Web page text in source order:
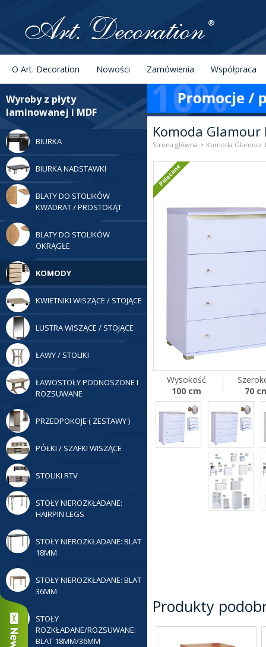
Menu
O Art. Decoration Nowości Zamówienia Współpraca
Szukaj
Wyroby z płyty
laminowanej i MDF
BIURKA
BIURKA NADSTAWKI
BLATY DO STOLIKÓW
KWADRAT / PROSTOKĄT
BLATY DO STOLIKÓW
OKRĄGŁE
KOMODY
KWIETNIKI WISZĄCE / STOJĄCE
LUSTRA WISZĄCE / STOJĄCE
ŁAWY / STOLIKI
ŁAWOSTOŁY PODNOSZONE I
ROZSUWANE
PRZEDPOKOJE ( ZESTAWY )
PÓŁKI / SZAFKI WISZĄCE
STOLIKI RTV
STOŁY NIEROZKŁADANE:
HAIRPIN LEGS
STOŁY NIEROZKŁADANE: BLAT
18MM
STOŁY NIEROZKŁADANE: BLAT
36MM
STOŁY
ROZKŁADANE/ROZSUWANE:
BLAT 18MM/36MM
Komoda Glamour
Strona główna › Komoda Glamour
Wysokość
100 cm
70
Produkty